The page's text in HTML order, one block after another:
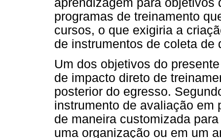
aprendizagem para objetivos
programas de treinamento
cursos, o que exigiria a
de instrumentos de coleta de
Um dos objetivos do
de impacto direto de
posterior do egresso.
instrumento de avaliação em
de maneira customizada
uma organização ou em um